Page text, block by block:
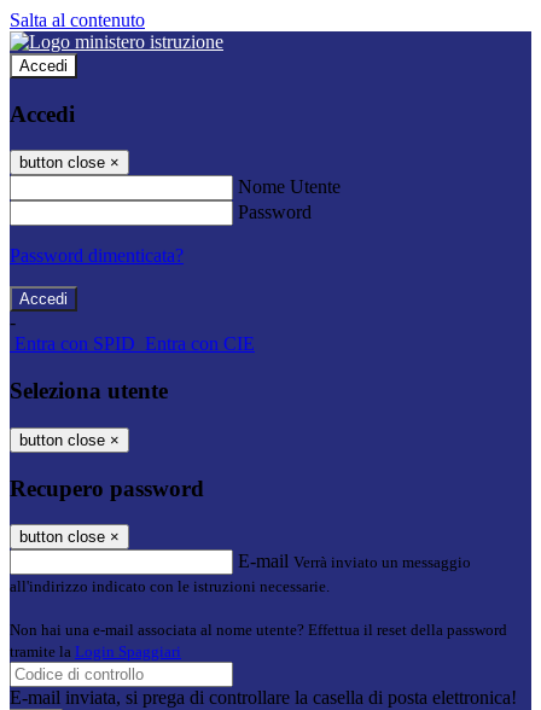
Salta al contenuto
Accedi
Accedi
button close ×
Nome Utente
Password
Password dimenticata?
-
Entra con SPID Entra con CIE
Seleziona utente
button close ×
Recupero password
button close ×
E-mail Verrà inviato un messaggio
all'indirizzo indicato con le istruzioni necessarie.
Non hai una e-mail associata al nome utente? Effettua il reset della password
tramite la Login Spaggiari
E-mail inviata, si prega di controllare la casella di posta elettronica!